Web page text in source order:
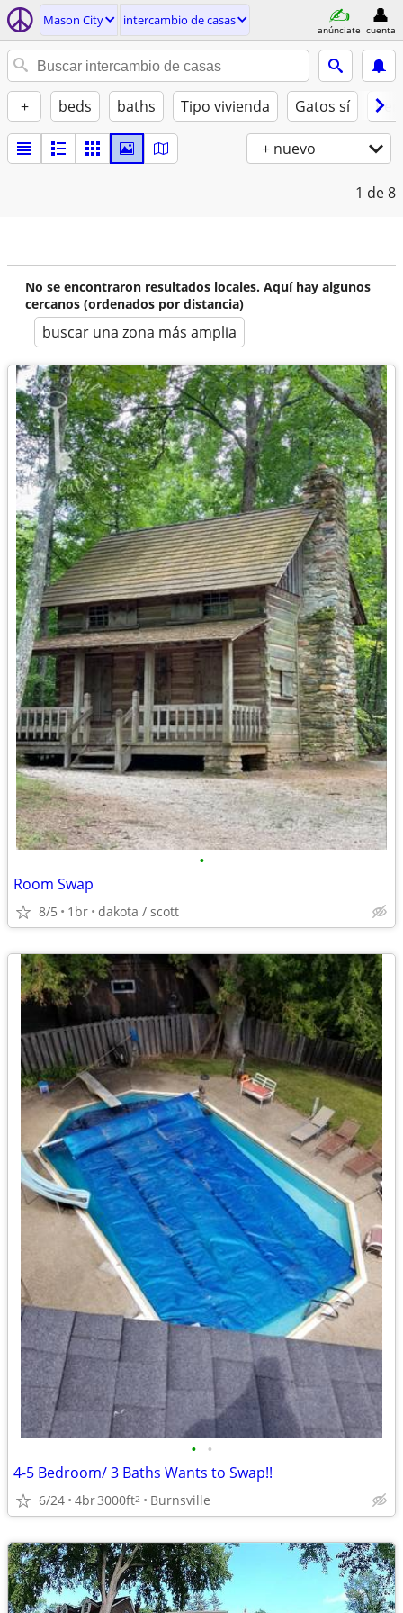
Mason City intercambio de casas
anúnciate cuenta
+ beds baths Tipo vivienda Gatos sí
+ nuevo
1 de 8
No se encontraron resultados locales. Aquí hay algunos
cercanos (ordenados por distancia)
buscar una zona más amplia
•
Room Swap
8/5 1br dakota / scott
• •
4-5 Bedroom/ 3 Baths Wants to Swap!!
6/24 4br3000ft2 Burnsville